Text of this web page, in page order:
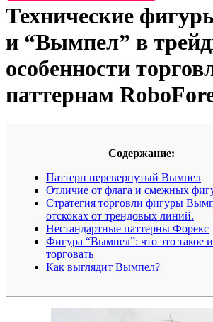
Технические
и “Вымпел” в
особенности
паттернам
Содержание:
Паттерн перевернутый Вымпел
Отличие от флага и смежных
Стратегия торговли фигуры
отскоках от трендовых линий.
Нестандартные паттерны Форекс
Фигура “Вымпел”: что это такое
торговать
Как выглядит Вымпел?